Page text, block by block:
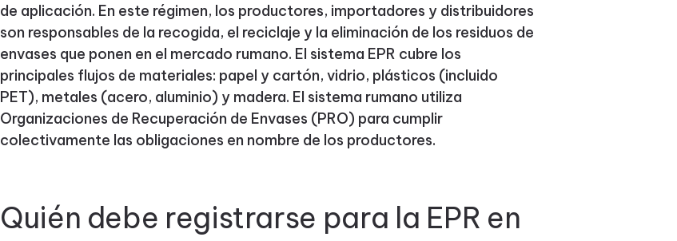
de aplicación. En este régimen, los productores, importadores y distribuidores
son responsables de la recogida, el reciclaje y la eliminación de los residuos de
envases que ponen en el mercado rumano. El sistema EPR cubre los
principales flujos de materiales: papel y cartón, vidrio, plásticos (incluido
PET), metales (acero, aluminio) y madera. El sistema rumano utiliza
Organizaciones de Recuperación de Envases (PRO) para cumplir
colectivamente las obligaciones en nombre de los productores.
Quién debe registrarse para la EPR en